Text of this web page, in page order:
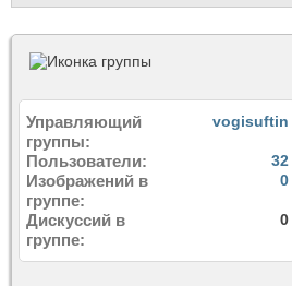
Управляющий
группы
vogisuftin
Пользователи 32
Изображений в
группе
0
Дискуссий в
группе
0